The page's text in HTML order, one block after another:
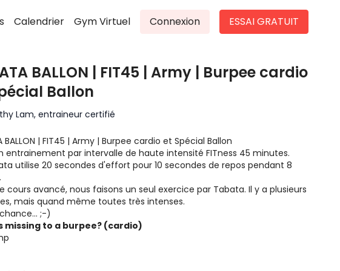
Calendrier Gym Virtuel Connexion ESSAI GRATUIT
BALLON | FIT45 | Army | Burpee cardio
Ballon
Lam, entraineur certifié
BALLON | FIT45 | Army | Burpee cardio et Spécial Ballon
entrainement par intervalle de haute intensité FITness 45 minutes.
utilise 20 secondes d'effort pour 10 secondes de repos pendant 8
avancé, nous faisons un seul exercice par Tabata. Il y a plusieurs
mais quand même toutes très intenses.
;-)
missing to a burpee? (cardio)